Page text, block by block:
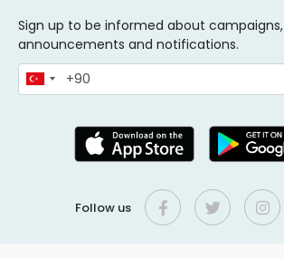
Sign up to be informed about campaigns,
announcements and notifications.
Follow us